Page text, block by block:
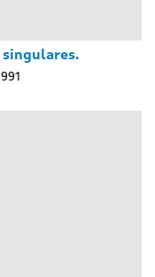
singulares.